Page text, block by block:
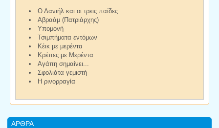
Ο Δανιήλ και οι τρεις παίδες
Αβραάμ (Πατριάρχης)
Υπομονή
Τσιμπήματα εντόμων
Κέικ με μερέντα
Κρέπες με Μερέντα
Αγάπη σημαίνει...
Σφολιάτα γεμιστή
Η ρινορραγία
ΑΡΘΡΑ